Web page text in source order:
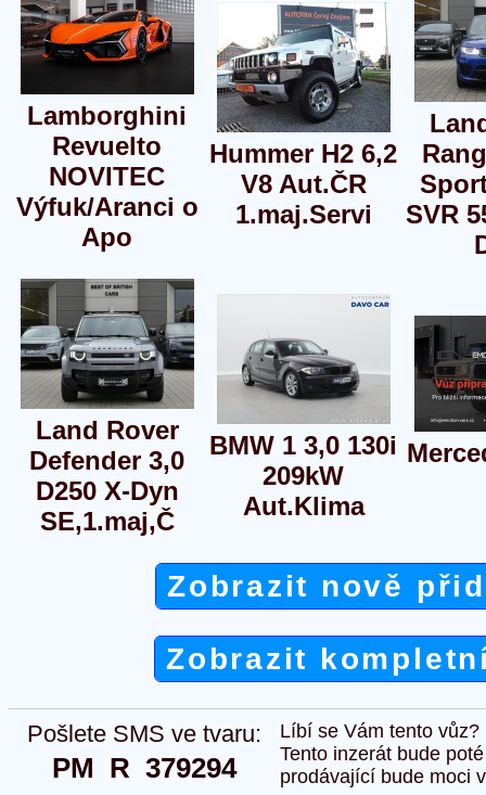
Lamborghini
Revuelto
NOVITEC
Výfuk/Aranci o
Apo
Hummer H2 6,2
V8 Aut.ČR
1.maj.Servi
SVR
Land Rover
Defender 3,0
D250 X-Dyn
SE,1.maj,Č
BMW 1 3,0 130i
209kW
Aut.Klima
Zobrazit nově
Zobrazit
Pošlete SMS ve tvaru:
PM  R  379294
Líbí se Vám tento
Tento inzerát bude
prodávající bude moci